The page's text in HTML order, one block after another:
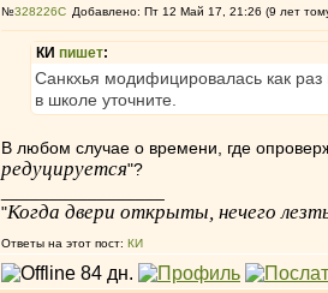
№328226 Добавлено: Пт 12 Май 17, 21:26 (9 лет
КИ пишет:
Санкхья модифицировалась как
в школе уточните.
В любом случае о времени, где
редуцируется"?
"Когда двери открыты, нечего
Ответы на этот пост: КИ